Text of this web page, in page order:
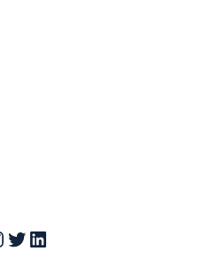
Twitter
LinkedIn